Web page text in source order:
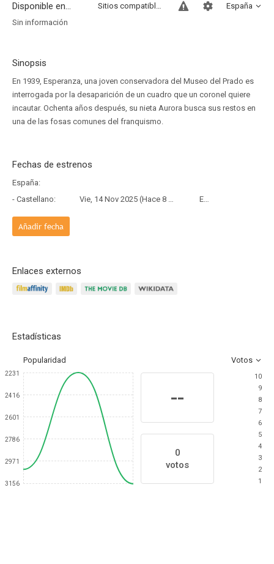
Disponible en... España
Sitios compatibles
Sin información
Sinopsis
En 1939, Esperanza, una joven conservadora del Museo del Prado es
interrogada por la desaparición de un cuadro que un coronel quiere
incautar. Ochenta años después, su nieta Aurora busca sus restos en
una de las fosas comunes del franquismo.
Fechas de estrenos
España:
- Castellano:
Vie, 14 Nov 2025 (Hace 8 meses y 24 días) Estreno
Añadir fecha
Enlaces externos
Estadísticas
Popularidad Votos
2231
2416
2601
2786
2971
3156
--
0
votos
10
9
8
7
6
5
4
3
2
1